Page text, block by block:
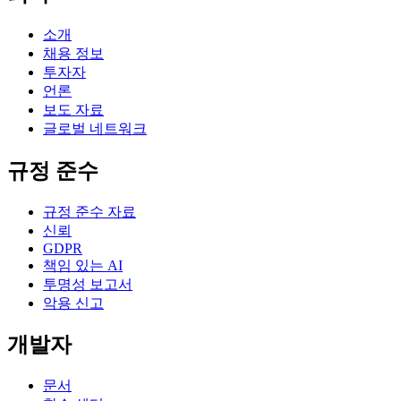
소개
채용 정보
투자자
언론
보도 자료
글로벌 네트워크
규정 준수
규정 준수 자료
신뢰
GDPR
책임 있는 AI
투명성 보고서
악용 신고
개발자
문서